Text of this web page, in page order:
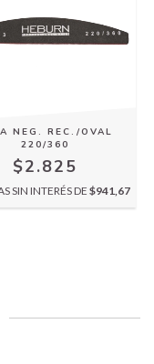
NEG. REC./OVAL
220/360
$2.825
SIN INTERÉS DE $941,67